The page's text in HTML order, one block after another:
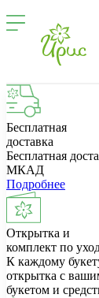
Бесплатная
доставка
Бесплатная
МКАД
Подробнее
Открытка и
комплект по
К каждому
открытка с
букетом и